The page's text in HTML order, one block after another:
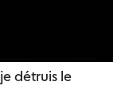
détruis le